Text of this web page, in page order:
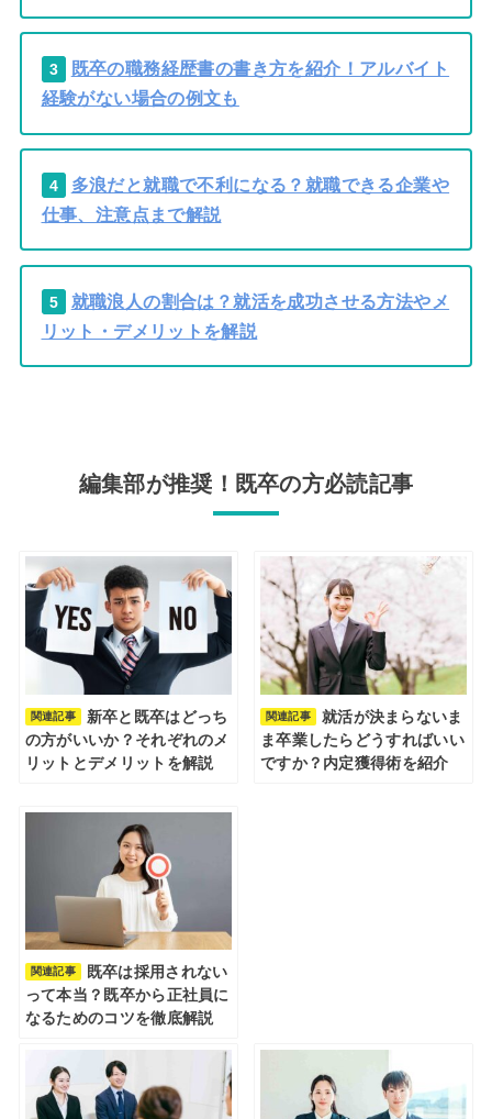
3
既卒の職務経歴書の書き方を紹介！アルバイト
経験がない場合の例文も
4
多浪だと就職で不利になる？就職できる企業や
仕事、注意点まで解説
5
就職浪人の割合は？就活を成功させる方法やメ
リット・デメリットを解説
編集部が推奨！既卒の方必読記事
関連記事
新卒と既卒はどっち
の方がいいか？それぞれのメ
リットとデメリットを解説
関連記事
就活が決まらないま
ま卒業したらどうすればいい
ですか？内定獲得術を紹介
関連記事
既卒は採用されない
って本当？既卒から正社員に
なるためのコツを徹底解説